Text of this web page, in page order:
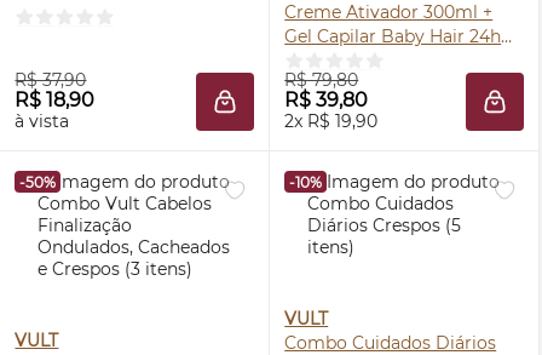
R$ 37,90
R$ 18,90
à vista ADICIONAR À SACOLA
Creme Ativador 300ml +
Gel Capilar Baby Hair 24h
R$ 79,80
R$ 39,80
2x R$ 19,90
-50%
VULT
-10%
VULT
Combo Cuidados Diários